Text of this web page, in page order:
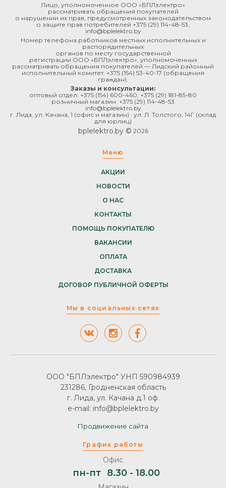
Лицо, уполномоченное ООО «БПЛэлектро»
рассматривать обращения покупателей
о нарушении их прав, предусмотренных законодательством
о защите прав потребителей +375 (29) 114-48-53
info@bplelektro.by
Номер телефона работников местных исполнительных и
распорядительных
органов по месту государственной
регистрации ООО «БПЛэлектро», уполномоченных
рассматривать обращения покупателей — Лидский районный
исполнительный комитет: +375 (154) 53-40-17 (обращения
граждан).
Заказы и консультации:
оптовый отдел: +375 (154) 600-460 +375 (29) 181-85-80
розничный магазин: +375 (29) 114-48-53
info@bplelektro.by
г. Лида, ул. Качана, 1 (офис и магазин) · ул. Л. Толстого, 14Г (склад
для юрлиц)
bplelektro.by © 2026
Меню
АКЦИИ
НОВОСТИ
О НАС
КОНТАКТЫ
ПОМОЩЬ ПОКУПАТЕЛЮ
ВАКАНСИИ
ОПЛАТА
ДОСТАВКА
ДОГОВОР ПУБЛИЧНОЙ ОФЕРТЫ
Мы в социальных сетях
График работы
Офис
пн-пт 8.30 - 18.00
ООО "БПЛэлектро" УНП 590984939
231286, Гродненская область
г. Лида, ул. Качана д.1 оф.
e-mail: info@bplelektro.by
Продвижение сайта